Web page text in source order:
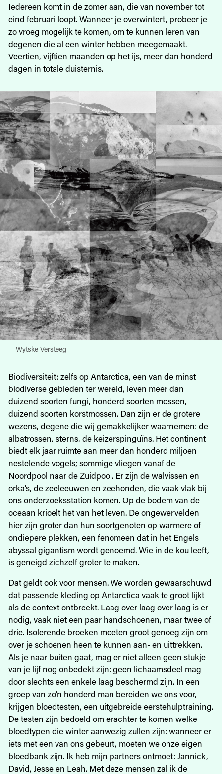
Iedereen komt in de zomer aan, die van november tot
eind februari loopt. Wanneer je overwintert, probeer je
zo vroeg mogelijk te komen, om te kunnen leren van
degenen die al een winter hebben meegemaakt.
Veertien, vijftien maanden op het ijs, meer dan honderd
dagen in totale duisternis.
Wytske Versteeg
Biodiversiteit: zelfs op Antarctica, een van de minst
biodiverse gebieden ter wereld, leven meer dan
duizend soorten fungi, honderd soorten mossen,
duizend soorten korstmossen. Dan zijn er de grotere
wezens, degene die wij gemakkelijker waarnemen: de
albatrossen, sterns, de keizerspinguïns. Het continent
biedt elk jaar ruimte aan meer dan honderd miljoen
nestelende vogels; sommige vliegen vanaf de
Noordpool naar de Zuidpool. Er zijn de walvissen en
orka’s, de zeeleeuwen en zeehonden, die vaak vlak bij
ons onderzoeksstation komen. Op de bodem van de
oceaan krioelt het van het leven. De ongewervelden
hier zijn groter dan hun soortgenoten op warmere of
ondiepere plekken, een fenomeen dat in het Engels
abyssal gigantism wordt genoemd. Wie in de kou leeft,
is geneigd zichzelf groter te maken.
Dat geldt ook voor mensen. We worden gewaarschuwd
dat passende kleding op Antarctica vaak te groot lijkt
als de context ontbreekt. Laag over laag over laag is er
nodig, vaak niet een paar handschoenen, maar twee of
drie. Isolerende broeken moeten groot genoeg zijn om
over je schoenen heen te kunnen aan- en uittrekken.
Als je naar buiten gaat, mag er niet alleen geen stukje
van je lijf nog onbedekt zijn: geen lichaamsdeel mag
door slechts een enkele laag beschermd zijn. In een
groep van zo’n honderd man bereiden we ons voor,
krijgen bloedtesten, een uitgebreide eerstehulptraining.
De testen zijn bedoeld om erachter te komen welke
bloedtypen die winter aanwezig zullen zijn: wanneer er
iets met een van ons gebeurt, moeten we onze eigen
bloedbank zijn. Ik heb mijn partners ontmoet: Jannick,
David, Jesse en Leah. Met deze mensen zal ik de